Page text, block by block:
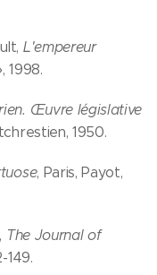
L'empereur
1998.
Œuvre législative
1950.
, Paris, Payot,
The Journal of
149.